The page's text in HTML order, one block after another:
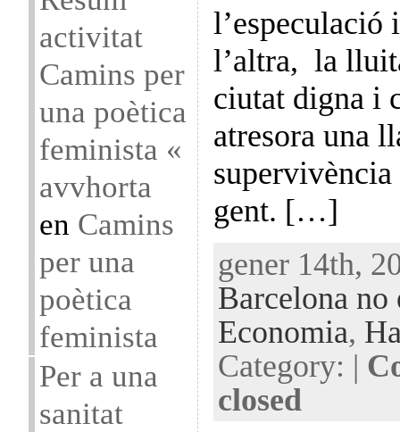
activitat
Camins per
una poètica
feminista «
avvhorta
en Camins
per una
poètica
feminista
Per a una
sanitat
l’altra, la
ciutat digna i
atresora una
gent. […]
gener 14th,
Barcelona no
Economia,
Category: |
closed